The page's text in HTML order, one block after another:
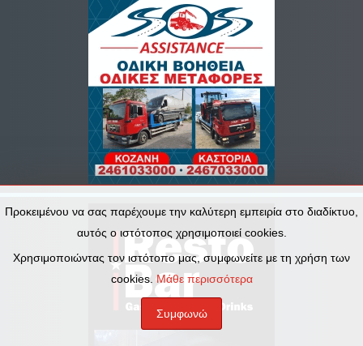
Προκειμένου να σας παρέχουμε την καλύτερη εμπειρία στο διαδίκτυο,
αυτός ο ιστότοπος χρησιμοποιεί cookies.
Χρησιμοποιώντας τον ιστότοπο μας, συμφωνείτε με τη χρήση των
cookies. Μάθε περισσότερα
Συμφωνώ